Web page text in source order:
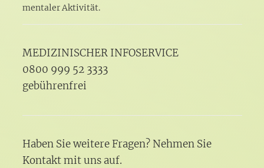
mentaler Aktivität.
MEDIZINISCHER INFOSERVICE
0800 999 52 3333
gebührenfrei
Haben Sie weitere Fragen? Nehmen Sie
Kontakt mit uns auf.